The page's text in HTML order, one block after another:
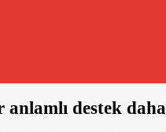
anlamlı destek